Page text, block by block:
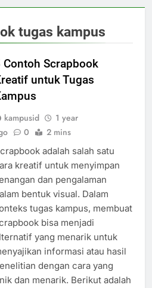
tugas kampus
Contoh Scrapbook
untuk Tugas
kampusid
1 year
0 2 mins
adalah salah satu
kreatif untuk menyimpan
dan pengalaman
bentuk visual. Dalam
tugas kampus, membuat
bisa menjadi
yang menarik untuk
informasi atau hasil
dengan cara yang
dan menarik. Berikut adalah